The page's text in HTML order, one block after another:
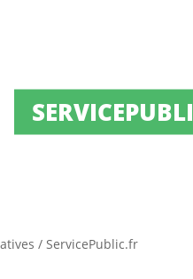
/ ServicePublic.fr